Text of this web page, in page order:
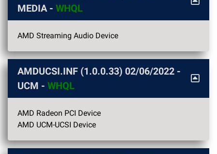
MEDIA - WHQL
AMD Streaming Audio Device
AMDUCSI.INF (1.0.0.33) 02/06/2022 -
UCM - WHQL
AMD Radeon PCI Device
AMD UCM-UCSI Device